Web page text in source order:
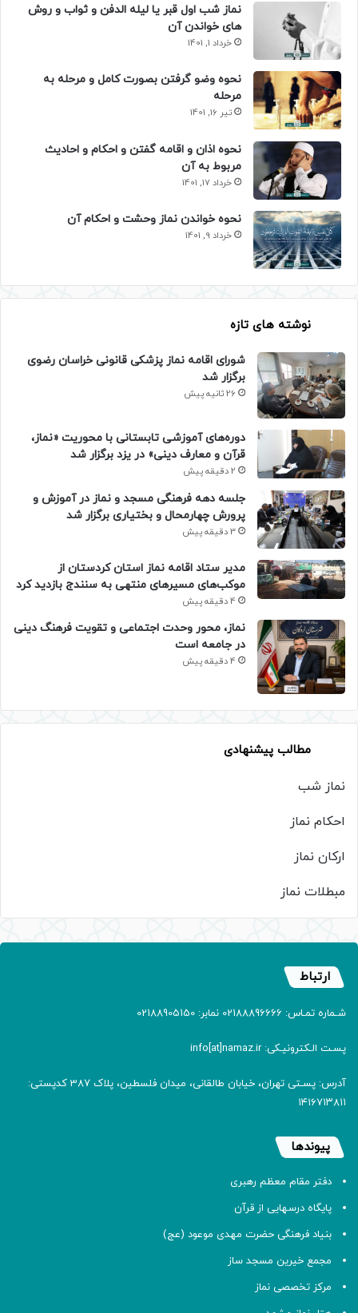
نماز شب اول قبر یا لیله الدفن و ثواب و روش
های خواندن آن
خرداد 1, 1401
نحوه وضو گرفتن بصورت کامل و مرحله به
مرحله
تیر 16, 1401
نحوه اذان و اقامه گفتن و احکام و احادیث
مربوط به آن
خرداد 17, 1401
نحوه خواندن نماز وحشت و احکام آن
خرداد 9, 1401
نوشته های تازه
شورای اقامه نماز پزشکی قانونی خراسان رضوی
برگزار شد
26 ثانیه پیش
دوره‌های آموزشی تابستانی با محوریت «نماز،
قرآن و معارف دینی» در یزد برگزار شد
2 دقیقه پیش
جلسه دهه فرهنگی مسجد و نماز در آموزش و
پرورش چهارمحال و بختیاری برگزار شد
3 دقیقه پیش
مدیر ستاد اقامه نماز استان کردستان از
موکب‌های مسیرهای منتهی به سنندج بازدید کرد
4 دقیقه پیش
نماز، محور وحدت اجتماعی و تقویت فرهنگ دینی
در جامعه است
4 دقیقه پیش
مطالب پیشنهادی
نماز شب
احکام نماز
ارکان نماز
مبطلات نماز
ارتباط
شـماره تمـاس: 02188896666 نمابر: 02188905150
پسـت الـکترونیـکی: info[at]namaz.ir
آدرس: پسـتی تهران، خیابان طالقانی، میدان فلسطین، پلاک 387 کدپستی:
۱۴۱۶۷۱۳۸۱۱
پیوندها
دفتر مقام معظم رهبری
پایگاه درسهایی از قرآن
بنیاد فرهنگی حضرت مهدی موعود (عج)
مجمع خیرین مسجد ساز
مرکز تخصصی نماز